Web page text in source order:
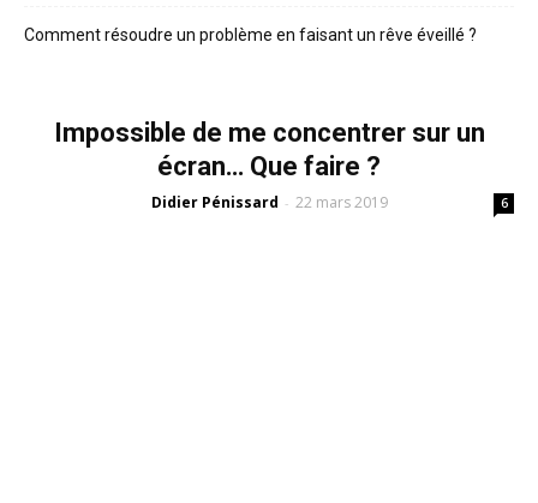
Comment résoudre un problème en faisant un rêve éveillé ?
Impossible de me concentrer sur un
écran… Que faire ?
Didier Pénissard - 22 mars 2019 6